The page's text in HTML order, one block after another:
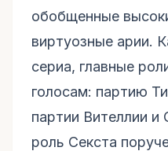
обобщенные
виртуозные арии.
сериа, главные
голосам: партию
партии Вителлии
роль Секста